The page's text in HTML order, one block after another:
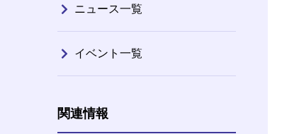
ニュース一覧
イベント一覧
関連情報